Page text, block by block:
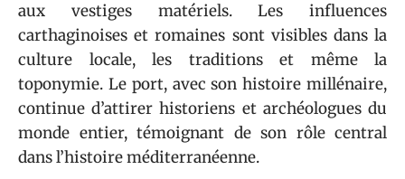
aux vestiges matériels. Les influences
carthaginoises et romaines sont visibles dans la
culture locale, les traditions et même la
toponymie. Le port, avec son histoire millénaire,
continue d’attirer historiens et archéologues du
monde entier, témoignant de son rôle central
dans l’histoire méditerranéenne.